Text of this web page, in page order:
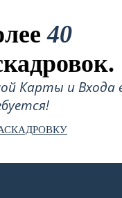
40
Карты и Входа